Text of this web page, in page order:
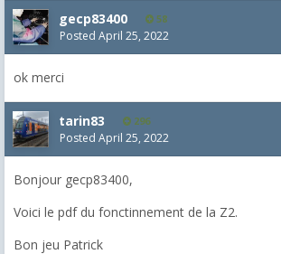
gecp83400 58
Posted April 25, 2022
ok merci
tarin83 296
Posted April 25, 2022
Bonjour gecp83400,
Voici le pdf du fonctinnement de la Z2.
Bon jeu Patrick